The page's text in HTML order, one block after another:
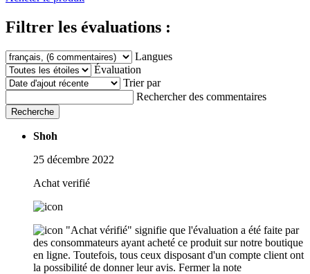
Filtrer les évaluations :
Langues
Évaluation
Trier par
Rechercher des commentaires
Recherche
Shoh
25 décembre 2022
Achat verifié
"Achat vérifié" signifie que l'évaluation a été faite par
des consommateurs ayant acheté ce produit sur notre boutique
en ligne. Toutefois, tous ceux disposant d'un compte client ont
la possibilité de donner leur avis. Fermer la note